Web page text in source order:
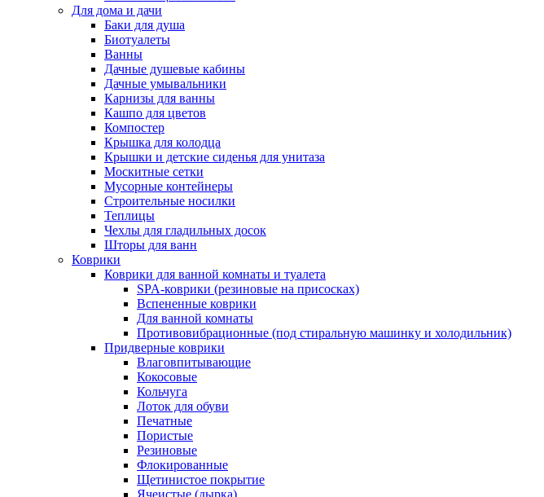
Для дома и дачи
Баки для душа
Биотуалеты
Ванны
Дачные душевые кабины
Дачные умывальники
Карнизы для ванны
Кашпо для цветов
Компостер
Крышка для колодца
Крышки и детские сиденья для унитаза
Москитные сетки
Мусорные контейнеры
Строительные носилки
Теплицы
Чехлы для гладильных досок
Шторы для ванн
Коврики
Коврики для ванной комнаты и туалета
SPA-коврики (резиновые на присосках)
Вспененные коврики
Для ванной комнаты
Противовибрационные (под стиральную машинку и холодильник)
Придверные коврики
Влаговпитывающие
Кокосовые
Кольчуга
Лоток для обуви
Печатные
Пористые
Резиновые
Флокированные
Щетинистое покрытие